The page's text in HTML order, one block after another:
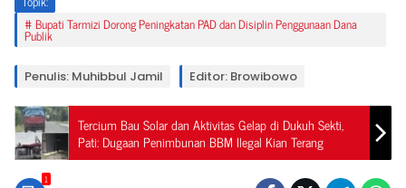
Bupati Tarmizi Dorong Peningkatan PAD dan Disiplin Penggunaan Dana
Publik
Penulis: Muhibbul Jamil Editor: Browibowo
Tercium Bau Solar dan Aktivitas Gelap di Dukuh Sekti,
Pati: Dugaan Penimbunan BBM Ilegal Kian Terang
1